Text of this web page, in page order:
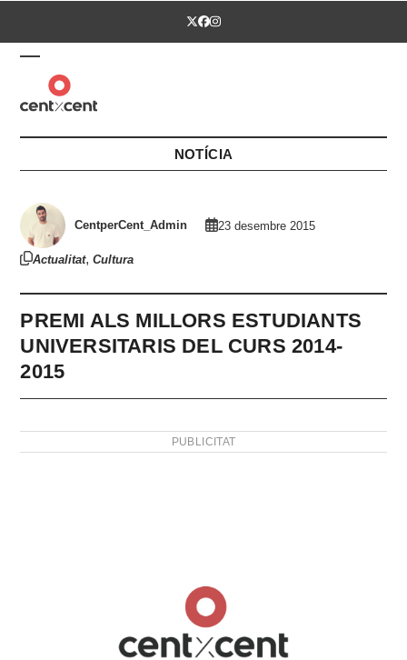
Twitter
Facebook
Instagram
Open
mobile
menu
Close
mobile
menu
NOTÍCIA
CentperCent_Admin 23 desembre 2015
Actualitat,Cultura
PREMI ALS MILLORS ESTUDIANTS
UNIVERSITARIS DEL CURS 2014-
2015
PUBLICITAT